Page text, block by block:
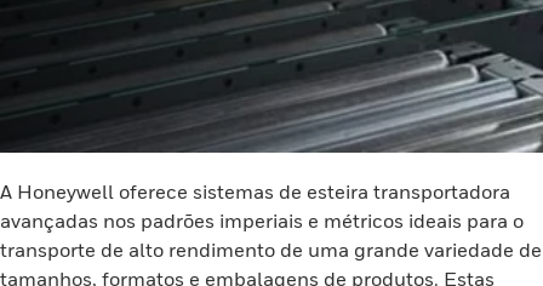
A Honeywell oferece sistemas de esteira transportadora
avançadas nos padrões imperiais e métricos ideais para o
transporte de alto rendimento de uma grande variedade de
tamanhos, formatos e embalagens de produtos. Estas